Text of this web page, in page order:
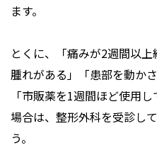
ます。
とくに、「痛みが2週間以
腫れがある」「患部を動か
「市販薬を1週間ほど使用
場合は、整形外科を受診し
う。